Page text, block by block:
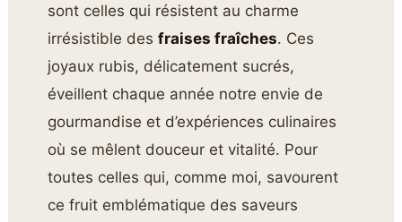
sont celles qui résistent au charme
irrésistible desfraises fraîches. Ces
joyaux rubis, délicatement sucrés,
éveillent chaque année notre envie de
gourmandise et d’expériences culinaires
où se mêlent douceur et vitalité. Pour
toutes celles qui, comme moi, savourent
ce fruit emblématique des saveurs